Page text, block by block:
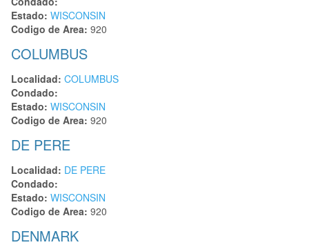
Estado: WISCONSIN
Codigo de Area: 920
COLUMBUS
Localidad: COLUMBUS
Condado:
Estado: WISCONSIN
Codigo de Area: 920
DE PERE
Localidad: DE PERE
Condado:
Estado: WISCONSIN
Codigo de Area: 920
DENMARK